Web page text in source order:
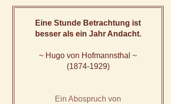
Eine Stunde Betrachtung ist
besser als ein Jahr Andacht.
~ Hugo von Hofmannsthal ~
(1874-1929)
Ein Abospruch von